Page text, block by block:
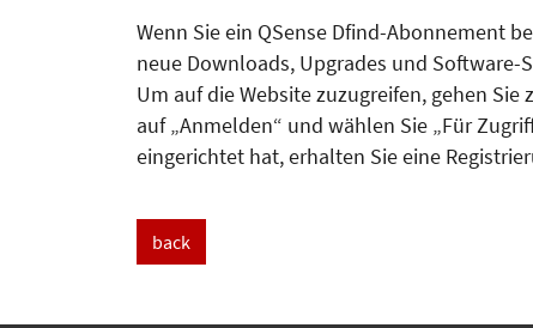
Wenn Sie ein QSense Dfind-Abon­nement
neue Downloads, Upgrades und Software-
Um auf die Website zuzugreifen, gehen Sie
auf „Anmelden“ und wählen Sie „Für
eingerichtet hat, erhalten Sie eine
back